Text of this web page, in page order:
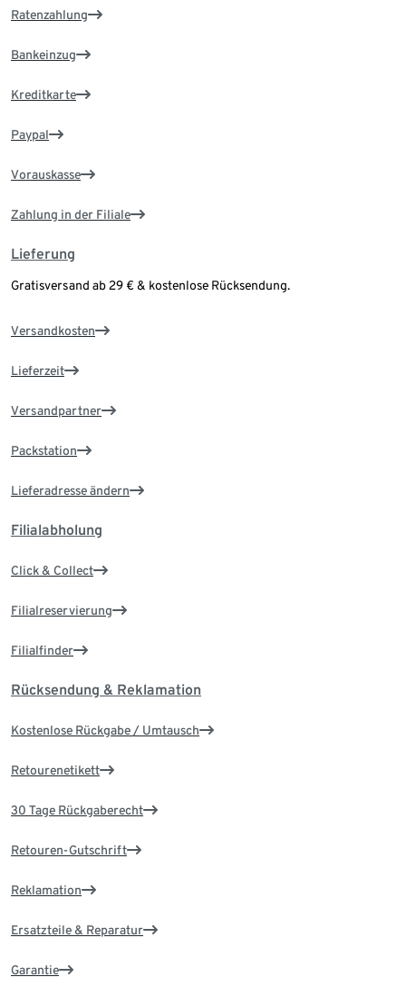
Ratenzahlung
Bankeinzug
Kreditkarte
Paypal
Vorauskasse
Zahlung in der Filiale
Lieferung
Gratisversand ab 29 € & kostenlose Rücksendung.
Versandkosten
Lieferzeit
Versandpartner
Packstation
Lieferadresse ändern
Filialabholung
Click & Collect
Filialreservierung
Filialfinder
Rücksendung & Reklamation
Kostenlose Rückgabe / Umtausch
Retourenetikett
30 Tage Rückgaberecht
Retouren-Gutschrift
Reklamation
Ersatzteile & Reparatur
Garantie